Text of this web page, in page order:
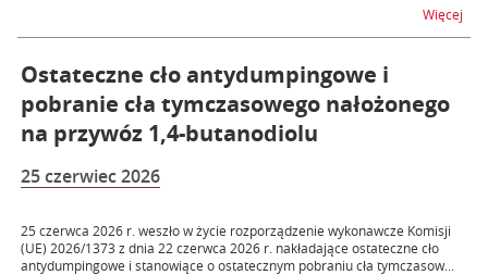
Więcej
Ostateczne cło antydumpingowe i
pobranie cła tymczasowego nałożonego
na przywóz 1,4-butanodiolu
25 czerwiec 2026
25 czerwca 2026 r. weszło w życie rozporządzenie wykonawcze Komisji
(UE) 2026/1373 z dnia 22 czerwca 2026 r. nakładające ostateczne cło
antydumpingowe i stanowiące o ostatecznym pobraniu cła tymczasow...